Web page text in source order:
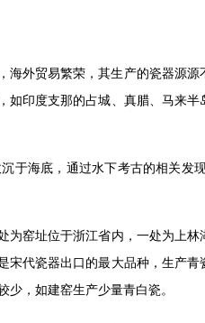
外贸易繁荣，其生产的瓷器源
如印度支那的占城、真腊、马来
于海底，通过水下考古的相关发
为窑址位于浙江省内，一处为上
代瓷器出口的最大品种，生产
，如建窑生产少量青白瓷。